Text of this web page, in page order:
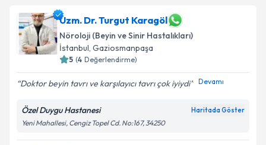
Uzm. Dr. Turgut Karagöl
Nöroloji (Beyin ve Sinir Hastalıkları)
İstanbul, Gaziosmanpaşa
5 (4 Değerlendirme)
Doktor beyin tavrı ve karşılayıcı tavrı çok iyiydi Devamı
Özel Duygu Hastanesi Haritada Göster
Yeni Mahallesi, Cengiz Topel Cd. No:167, 34250